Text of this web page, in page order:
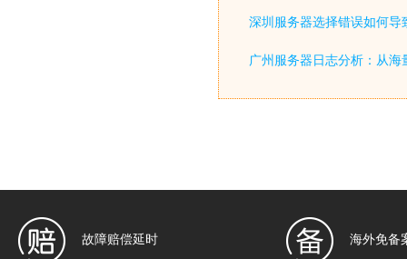
深圳服务器选择错误如何导
广州服务器日志分析：从海
故障赔偿延时 海外免备